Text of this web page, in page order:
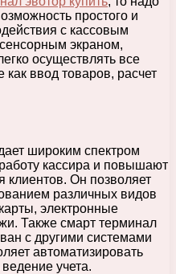
простого и
с кассовым
экраном,
осуществлять все
ввод товаров, расчет
широким спектром
кассира и повышают
клиентов. Он позволяет
различных видов
электронные
Также смарт терминал
с другими системами
автоматизировать
учета.